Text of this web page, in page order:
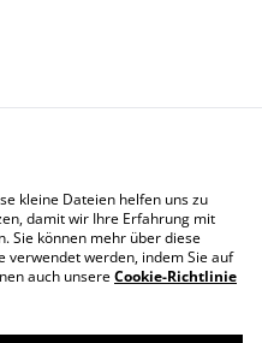
ungen von SumUp
IMPRESSUM
kleine Dateien helfen uns zu
damit wir Ihre Erfahrung mit
Sie können mehr über diese
verwendet werden, indem Sie auf
auch unsereCookie-Richtlinie